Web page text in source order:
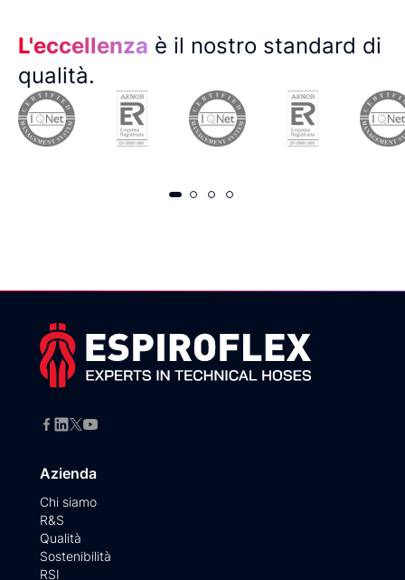
L'eccellenza è il nostro standard di
qualità.
Azienda
Chi siamo
R&S
Qualità
Sostenibilità
RSI